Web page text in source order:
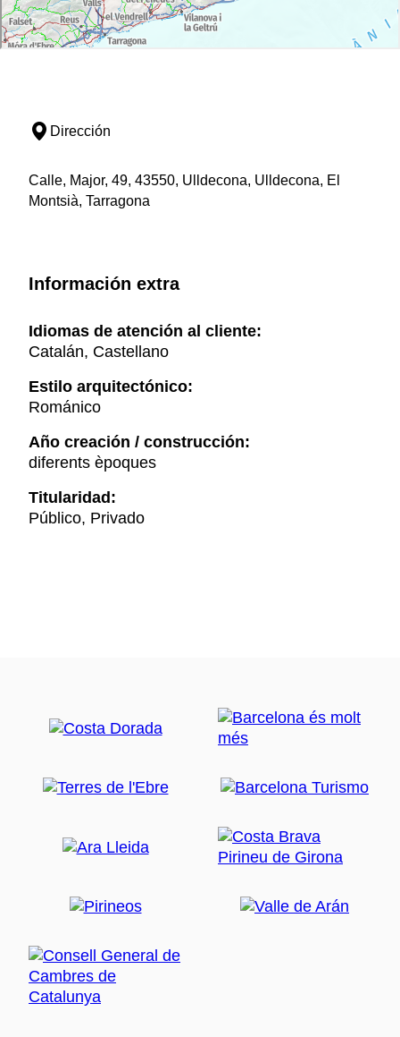
Dirección
Calle, Major, 49, 43550, Ulldecona, Ulldecona, El
Montsià, Tarragona
Información extra
Idiomas de atención al cliente:
Catalán, Castellano
Estilo arquitectónico:
Románico
Año creación / construcción:
diferents èpoques
Titularidad:
Público, Privado